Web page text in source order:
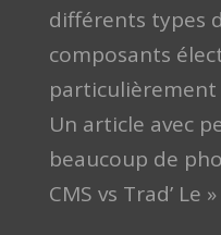
différents types
composants
particulièrement
Un article avec
beaucoup de
CMS vs Trad’ Le